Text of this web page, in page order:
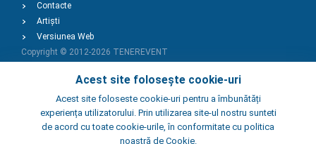
Acest site folosește cookie-uri
Acest site foloseste cookie-uri pentru a îmbunătăți
experiența utilizatorului. Prin utilizarea site-ul nostru sunteti
de acord cu toate cookie-urile, în conformitate cu politica
noastră de Cookie.
Contacte
Artiști
Versiunea Web
Copyright © 2012-2026 TENEREVENT
Adaugă Eveniment
Adaugă Local